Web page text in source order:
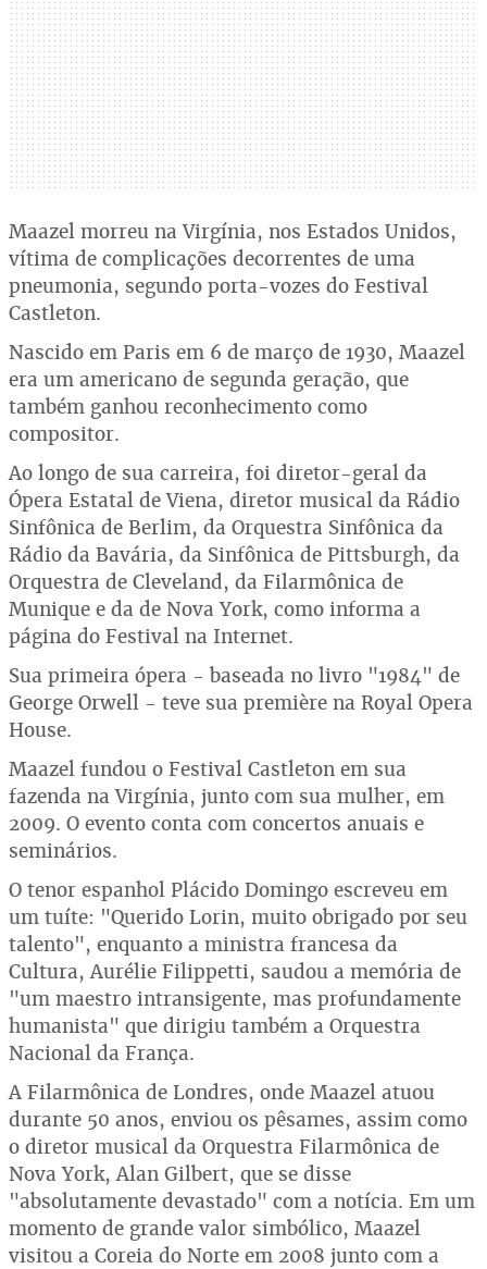
Maazel morreu na Virgínia, nos Estados Unidos,
vítima de complicações decorrentes de uma
pneumonia, segundo porta-vozes do Festival
Castleton.
Nascido em Paris em 6 de março de 1930, Maazel
era um americano de segunda geração, que
também ganhou reconhecimento como
compositor.
Ao longo de sua carreira, foi diretor-geral da
Ópera Estatal de Viena, diretor musical da Rádio
Sinfônica de Berlim, da Orquestra Sinfônica da
Rádio da Bavária, da Sinfônica de Pittsburgh, da
Orquestra de Cleveland, da Filarmônica de
Munique e da de Nova York, como informa a
página do Festival na Internet.
Sua primeira ópera - baseada no livro "1984" de
George Orwell - teve sua première na Royal Opera
House.
Maazel fundou o Festival Castleton em sua
fazenda na Virgínia, junto com sua mulher, em
2009. O evento conta com concertos anuais e
seminários.
O tenor espanhol Plácido Domingo escreveu em
um tuíte: "Querido Lorin, muito obrigado por seu
talento", enquanto a ministra francesa da
Cultura, Aurélie Filippetti, saudou a memória de
"um maestro intransigente, mas profundamente
humanista" que dirigiu também a Orquestra
Nacional da França.
A Filarmônica de Londres, onde Maazel atuou
durante 50 anos, enviou os pêsames, assim como
o diretor musical da Orquestra Filarmônica de
Nova York, Alan Gilbert, que se disse
"absolutamente devastado" com a notícia. Em um
momento de grande valor simbólico, Maazel
visitou a Coreia do Norte em 2008 junto com a